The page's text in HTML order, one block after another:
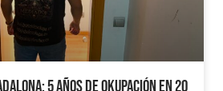
5 años de Okupación en 20